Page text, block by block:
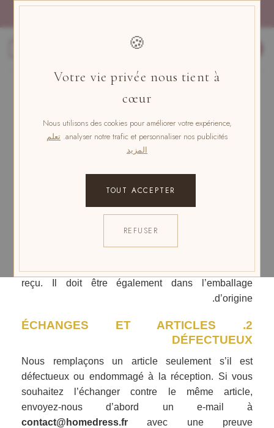
🍪
Votre vie privée nous tient à
cœur
Nous utilisons des cookies pour améliorer votre expérience,
analyser notre trafic et personnaliser nos publicités. تعلم
المزيد
TOUT ACCEPTER
REFUSER
تخطي
REMBOURSEMENT
Notre politique de retour dure
sont écoulés depuis votre achat, nous ne pouvons
malheureusement pas vous offrir de remboursement
reçu. Il doit être également dans l’emballage
d’origine.
2. ÉCHANGES ET ARTICLES
DÉFECTUEUX
Nous remplaçons un article seulement s’il est
défectueux ou endommagé à la réception. Si vous
souhaitez l’échanger contre le même article,
envoyez-nous d’abord un e-mail à
contact@homedress.fr avec une preuve